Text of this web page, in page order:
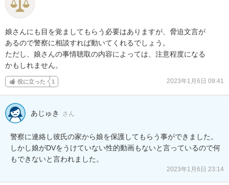
娘さんにも目を覚ましてもらう必要はありますが、脅迫文言が
あるので警察に相談すれば動いてくれるでしょう。
ただし、娘さんの事情聴取の内容によっては、注意程度になる
かもしれません。
役に立った 1 2023年1月6日 09:41
あじゅき さん
警察に連絡し彼氏の家から娘を保護してもらう事ができました。
しかし娘がDVをうけていない性的動画もないと言っているので何
もできないと言われました。
2023年1月6日 23:14